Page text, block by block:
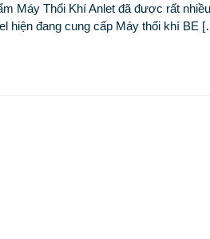
Máy Thổi Khí Anlet đã được rất
hiện đang cung cấp Máy thổi khí BE